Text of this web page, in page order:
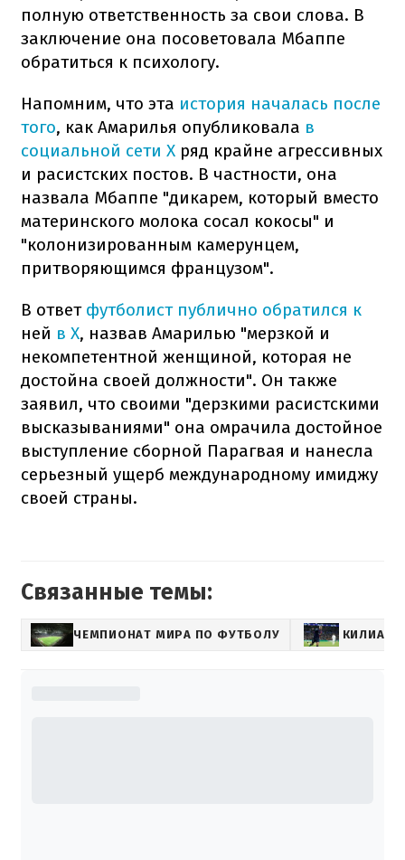
полную ответственность за свои слова. В
заключение она посоветовала Мбаппе
обратиться к психологу.
Напомним, что эта история началась после
того, как Амарилья опубликовала в
социальной сети X ряд крайне агрессивных
и расистских постов. В частности, она
назвала Мбаппе "дикарем, который вместо
материнского молока сосал кокосы" и
"колонизированным камерунцем,
притворяющимся французом".
В ответ футболист публично обратился к
ней в X, назвав Амарилью "мерзкой и
некомпетентной женщиной, которая не
достойна своей должности". Он также
заявил, что своими "дерзкими расистскими
высказываниями" она омрачила достойное
выступление сборной Парагвая и нанесла
серьезный ущерб международному имиджу
своей страны.
Связанные темы:
ЧЕМПИОНАТ МИРА ПО ФУТБОЛУ КИЛИАН